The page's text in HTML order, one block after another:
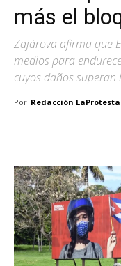
más el
Zajárova afirma que
medios para
cuyos daños
Por Redacción